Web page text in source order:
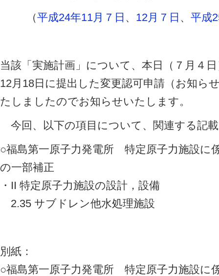
（平成24年11月７日 、 12月７日 、 平成
当該「実施計画」について、本日（７月４
12月18日に提出した変更認可申請（お知ら
たしましたのでお知らせいたします。
今回、以下の項目について、関連する記
○福島第一原子力発電所 特定原子力施設に
の一部補正
・II 特定原子力施設の設計，設備
2.35 サブドレン他水処理施設
別紙：
○福島第一原子力発電所 特定原子力施設に